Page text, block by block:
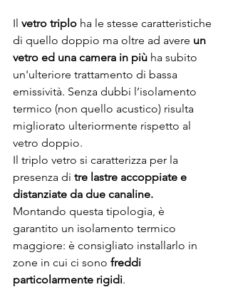
Il vetro triplo ha le stesse caratteristiche
di quello doppio ma oltre ad avere un
vetro ed una camera in più ha subito
un'ulteriore trattamento di bassa
emissività. Senza dubbi l’isolamento
termico (non quello acustico) risulta
migliorato ulteriormente rispetto al
vetro doppio.
Il triplo vetro si caratterizza per la
presenza di tre lastre accoppiate e
distanziate da due canaline.
Montando questa tipologia, è
garantito un isolamento termico
maggiore: è consigliato installarlo in
zone in cui ci sono freddi
particolarmente rigidi.